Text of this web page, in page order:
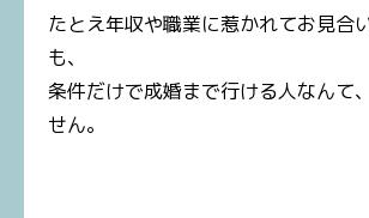
たとえ年収や職業に惹かれてお見合
も、
条件だけで成婚まで行ける人なんて
せん。